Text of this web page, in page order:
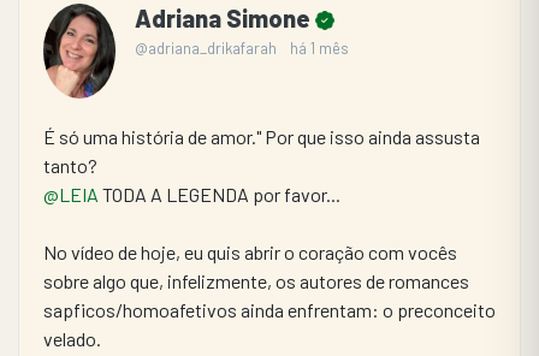
Adriana Simone
@adriana_drikafarah há 1 mês
É só uma história de amor." Por que isso ainda assusta
tanto?
@LEIA TODA A LEGENDA por favor...
​No vídeo de hoje, eu quis abrir o coração com vocês
sobre algo que, infelizmente, os autores de romances
sapficos/homoafetivos ainda enfrentam: o preconceito
velado.